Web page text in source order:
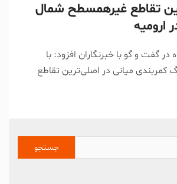
تقاطع غیرهمسطح شمال
ارومیه
گفت و گو با خبرنگاران افزود: با
میانی در اصلی‌ترین تقاطع